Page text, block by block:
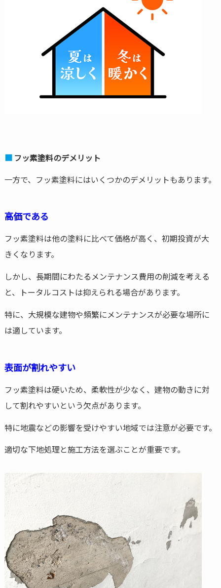
フッ素塗料のデメリット
一方で、フッ素塗料にはいくつかのデメリットもあります。
高価である
フッ素塗料は他の塗料に比べて価格が高く、初期投資が大
きくなります。
しかし、長期間にわたるメンテナンス費用の削減を考える
と、トータルコストは抑えられる場合があります。
特に、大規模な建物や頻繁にメンテナンスが必要な場所に
は適しています。
表面が割れやすい
フッ素塗料は硬いため、柔軟性が少なく、建物の動きに対
して割れやすいという欠点があります。
特に地震などの影響を受けやすい地域では注意が必要です。
適切な下地処理と施工方法を選ぶことが重要です。